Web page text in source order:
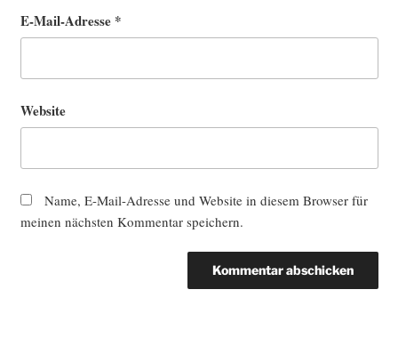
E-Mail-Adresse *
Website
Name, E-Mail-Adresse und Website in diesem Browser für
meinen nächsten Kommentar speichern.